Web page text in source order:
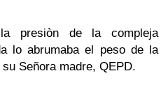
presiòn de la compleja
lo abrumaba el peso de la
Señora madre, QEPD.